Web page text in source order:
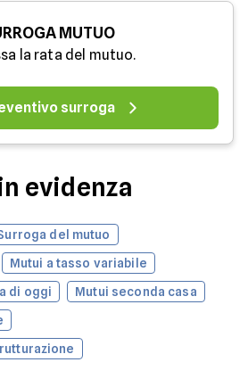
MUTUO
la rata del mutuo.
surroga
evidenza
del mutuo
Mutui a tasso variabile
di oggi
Mutui seconda casa